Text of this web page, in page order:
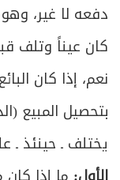
دفعه لا غير،
كان عيناً وتلف
نعم، إذا كان
بتحصيل المبيع
يختلف ـ حينئذ ـ